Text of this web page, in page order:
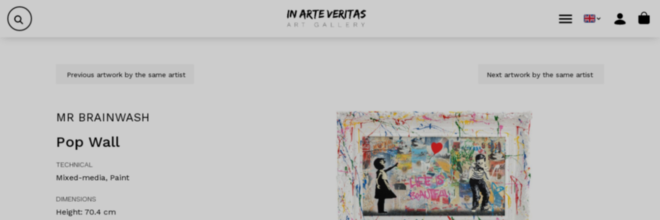
Skip to content
Skip to footer
Cart
Previous artwork by the same artist Next artwork by the same artist
MR BRAINWASH
Pop Wall
TECHNICAL
Mixed-media, Paint
DIMENSIONS
Height: 70.4 cm